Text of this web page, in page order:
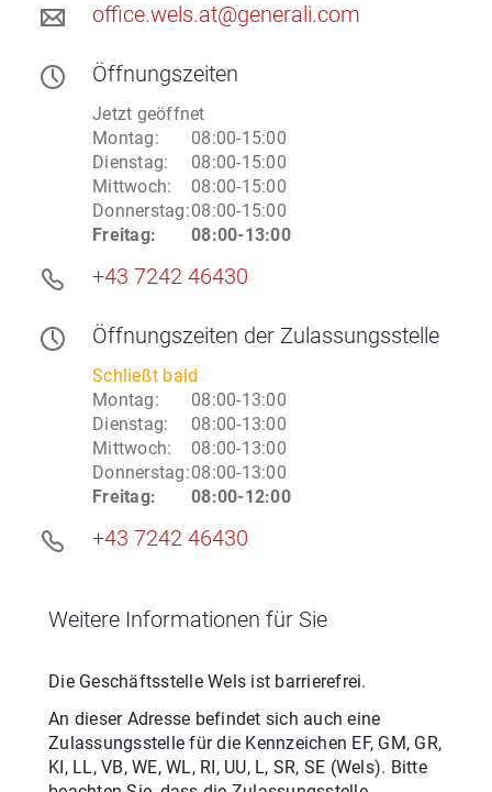
office.wels.at@generali.com
Öffnungszeiten
Jetzt geöffnet
Montag:
08:00-15:00
Dienstag:
08:00-15:00
Mittwoch:
08:00-15:00
Donnerstag:08:00-15:00
Freitag: 08:00-13:00
+43 7242 46430
Öffnungszeiten der Zulassungsstelle
Schließt bald
Montag:
08:00-13:00
Dienstag:
08:00-13:00
Mittwoch:
08:00-13:00
Donnerstag:08:00-13:00
Freitag: 08:00-12:00
+43 7242 46430
Weitere Informationen für Sie
Die Geschäftsstelle Wels ist barrierefrei.
An dieser Adresse befindet sich auch eine
Zulassungsstelle für die Kennzeichen EF, GM, GR,
KI, LL, VB, WE, WL, RI, UU, L, SR, SE (Wels). Bitte